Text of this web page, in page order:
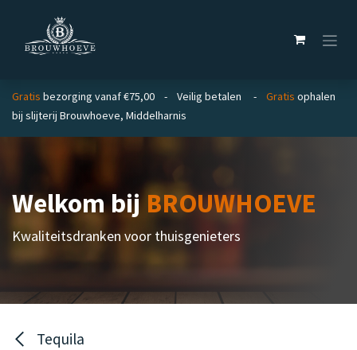
Gratis bezorging vanaf €75,00 - Veilig betalen - Gratis ophalen
bij slijterij Brouwhoeve, Middelharnis
Welkom bijBROUWHOEVE
Kwaliteitsdranken voor thuisgenieters
Tequila